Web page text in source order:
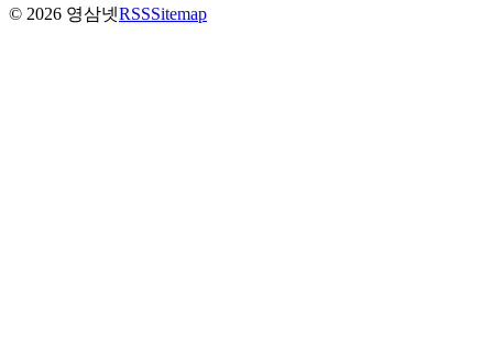
© 2026 영삼넷RSSSitemap